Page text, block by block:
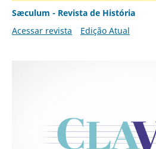
Sæculum - Revista de História
Acessar revista
Edição Atual